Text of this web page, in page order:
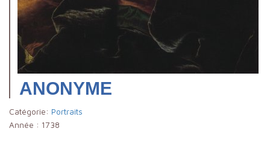
ANONYME
Catégorie: Portraits
Année : 1738